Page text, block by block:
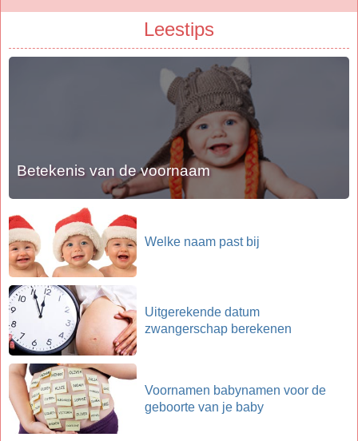
Leestips
Betekenis van de voornaam
Welke naam past bij
Uitgerekende datum
zwangerschap berekenen
Voornamen babynamen voor de
geboorte van je baby